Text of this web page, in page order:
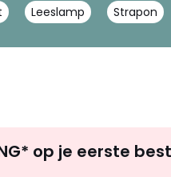
Leeslamp Strapon
zoek
op je eerste